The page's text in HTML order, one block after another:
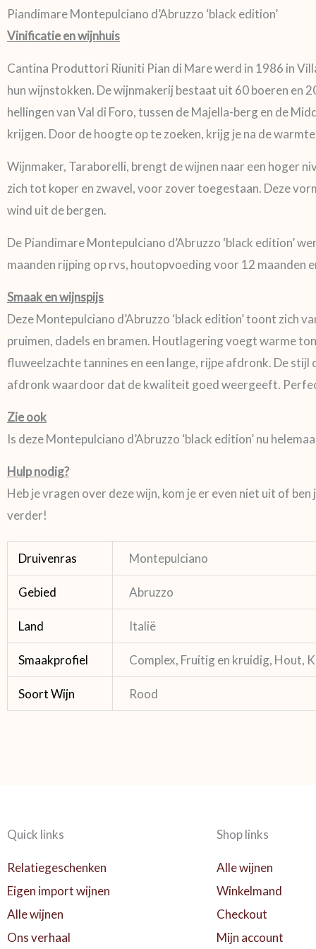
Piandimare Montepulciano d’Abruzzo ‘black edition’
Vinificatie en wijnhuis
Cantina Produttori Riuniti Pian di Mare werd in 1986 in
hun wijnstokken. De wijnmakerij bestaat uit 60 boeren en
hellingen van Val di Foro, tussen de Majella-berg en de
krijgen. Door de hoogte op te zoeken, krijg je na de
Wijnmaker, Taraborelli, brengt de wijnen naar een hoger
zich tot koper en zwavel, voor zover toegestaan. Deze
wind uit de bergen.
De Piandimare Montepulciano d’Abruzzo ‘black
maanden rijping op rvs, houtopvoeding voor 12 maanden
Smaak en wijnspijs
Deze Montepulciano d’Abruzzo ‘black edition’ toont
pruimen, dadels en bramen. Houtlagering voegt warme
fluweelzachte tannines en een lange, rijpe afdronk. De
afdronk waardoor dat de kwaliteit goed weergeeft.
Zie ook
Is deze Montepulciano d’Abruzzo ‘black edition’ nu
Hulp nodig?
Heb je vragen over deze wijn, kom je er even niet uit of
verder!
Druivenras Montepulciano
Gebied Abruzzo
Land Italië
Smaakprofiel Complex, Fruitig en kruidig, Hout,
Soort Wijn Rood
Quick links
Relatiegeschenken
Eigen import wijnen
Alle wijnen
Ons verhaal
Shop links
Alle wijnen
Winkelmand
Checkout
Mijn account